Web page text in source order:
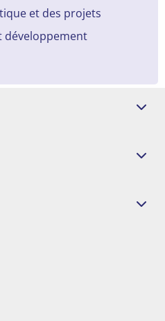
et des projets
développement